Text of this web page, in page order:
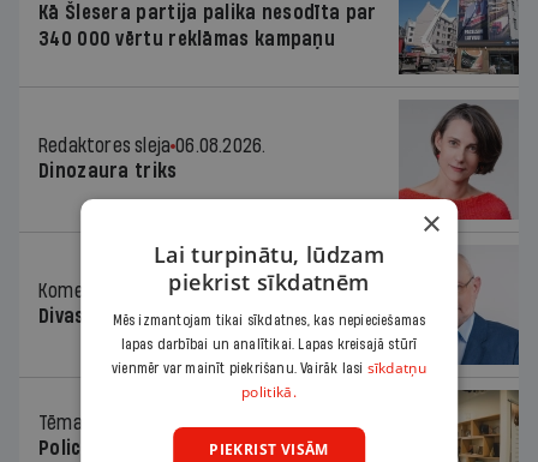
Kā Šlesera partija palika nesodīta par
340 000 vērtu reklāmas kampaņu
Redaktores sleja 06.08.2026.
Dinozaura triks
Komentārs
06.08.2026.
Divas koalīcijas
Tēma
06.08.2026.
Policists cietumā, skolotājs – kapos.
×
Lai turpinātu, lūdzam
piekrist sīkdatnēm
Mēs izmantojam tikai sīkdatnes, kas nepieciešamas
lapas darbībai un analītikai. Lapas kreisajā stūrī
vienmēr var mainīt piekrišanu. Vairāk lasi sīkdatņu
politikā.
PIEKRIST VISĀM